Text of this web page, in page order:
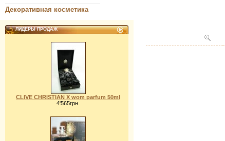
Декоративная косметика
ЛИДЕРЫ ПРОДАЖ
CLIVE CHRISTIAN X wom parfum 50ml
4'565грн.